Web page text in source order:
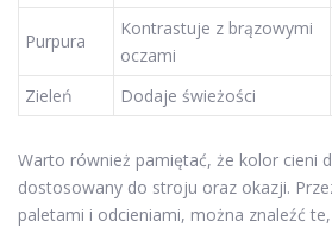
Purpura
Kontrastuje z brązowymi
oczami
Zieleń Dodaje świeżości
Warto również pamiętać, że kolor cieni
dostosowany do stroju oraz okazji.
paletami i odcieniami, można znaleźć